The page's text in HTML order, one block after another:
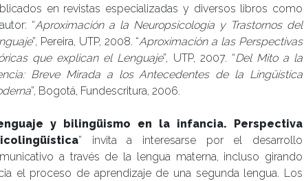
en revistas especializadas y diversos libros como
“Aproximación a la Neuropsicología y Trastornos del
”, Pereira, UTP, 2008. “Aproximación a las Perspectivas
que explican el Lenguaje”, UTP, 2007. “Del Mito a la
Breve Mirada a los Antecedentes de la Lingüística
”, Bogotá, Fundescritura, 2006.
y bilingüismo en la infancia. Perspectiva
” invita a interesarse por el desarrollo
a través de la lengua materna, incluso girando
el proceso de aprendizaje de una segunda lengua. Los